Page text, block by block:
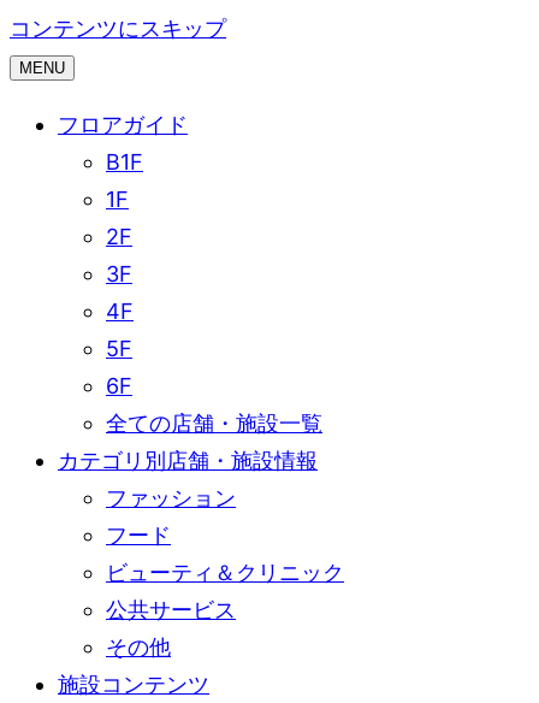
コンテンツにスキップ
MENU
フロアガイド
B1F
1F
2F
3F
4F
5F
6F
全ての店舗・施設一覧
カテゴリ別店舗・施設情報
ファッション
フード
ビューティ＆クリニック
公共サービス
その他
施設コンテンツ